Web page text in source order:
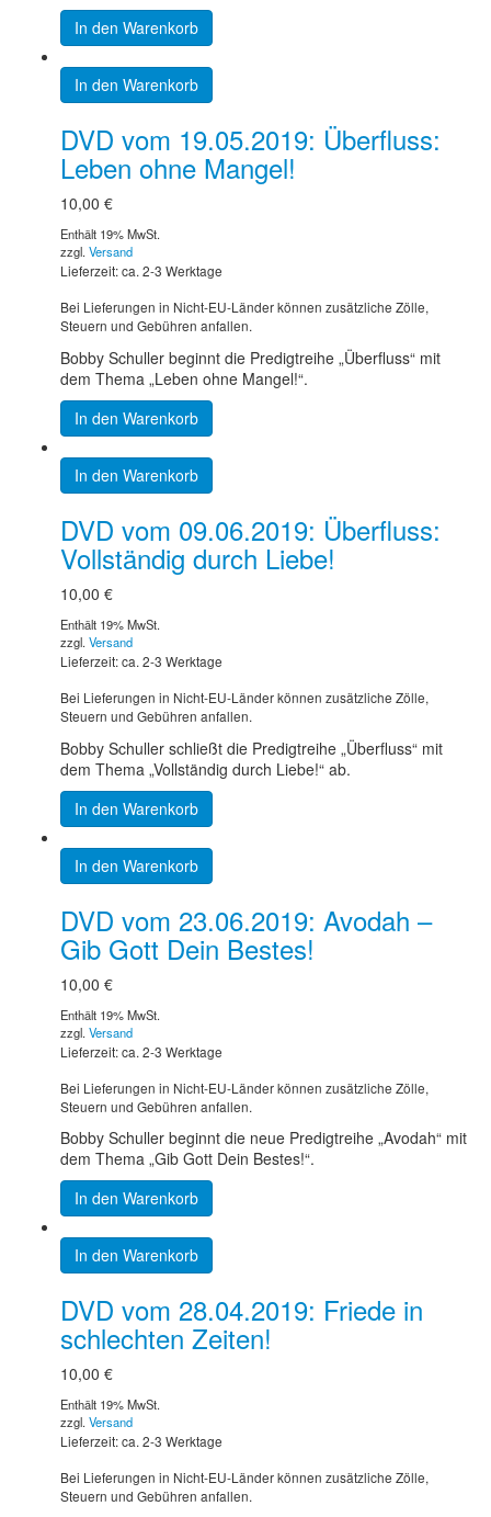
In den Warenkorb
In den Warenkorb
DVD vom 19.05.2019: Überfluss:
Leben ohne Mangel!
10,00 €
Enthält 19% MwSt.
zzgl. Versand
Lieferzeit: ca. 2-3 Werktage
Bei Lieferungen in Nicht-EU-Länder können zusätzliche Zölle,
Steuern und Gebühren anfallen.
Bobby Schuller beginnt die Predigtreihe „Überfluss“ mit
dem Thema „Leben ohne Mangel!“.
In den Warenkorb
In den Warenkorb
DVD vom 09.06.2019: Überfluss:
Vollständig durch Liebe!
10,00 €
Enthält 19% MwSt.
zzgl. Versand
Lieferzeit: ca. 2-3 Werktage
Bei Lieferungen in Nicht-EU-Länder können zusätzliche Zölle,
Steuern und Gebühren anfallen.
Bobby Schuller schließt die Predigtreihe „Überfluss“ mit
dem Thema „Vollständig durch Liebe!“ ab.
In den Warenkorb
In den Warenkorb
DVD vom 23.06.2019: Avodah –
Gib Gott Dein Bestes!
10,00 €
Enthält 19% MwSt.
zzgl. Versand
Lieferzeit: ca. 2-3 Werktage
Bei Lieferungen in Nicht-EU-Länder können zusätzliche Zölle,
Steuern und Gebühren anfallen.
Bobby Schuller beginnt die neue Predigtreihe „Avodah“ mit
dem Thema „Gib Gott Dein Bestes!“.
In den Warenkorb
In den Warenkorb
DVD vom 28.04.2019: Friede in
schlechten Zeiten!
10,00 €
Enthält 19% MwSt.
zzgl.Versand
Lieferzeit: ca. 2-3 Werktage
Bei Lieferungen in Nicht-EU-Länder können zusätzliche Zölle,
Steuern und Gebühren anfallen.